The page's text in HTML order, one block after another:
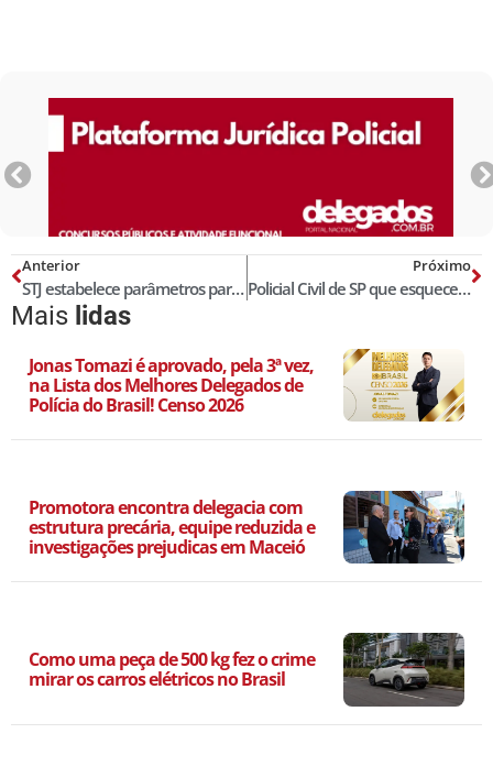
Anterior
STJ estabelece parâmetros para a colmatação das lacunas deixadas pelo Pacote Anticrime na Progressão de Regimes
Próximo
Policial Civil de SP que esqueceu arma após roubo é preso
Mais lidas
Jonas Tomazi é aprovado, pela 3ª vez,
na Lista dos Melhores Delegados de
Polícia do Brasil! Censo 2026
Promotora encontra delegacia com
estrutura precária, equipe reduzida e
investigações prejudicas em Maceió
Como uma peça de 500 kg fez o crime
mirar os carros elétricos no Brasil